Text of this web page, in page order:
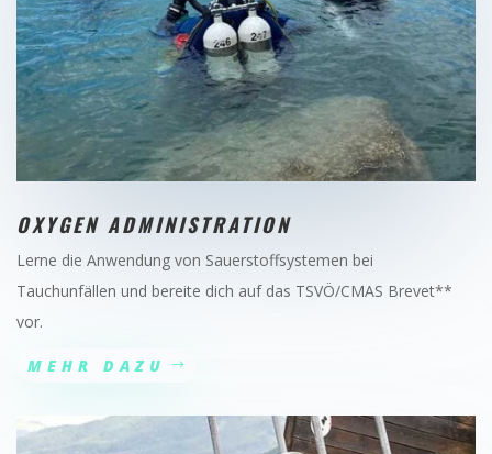
OXYGEN ADMINISTRATION
Lerne die Anwendung von Sauerstoffsystemen bei
Tauchunfällen und bereite dich auf das TSVÖ/CMAS Brevet**
vor.
MEHR DAZU